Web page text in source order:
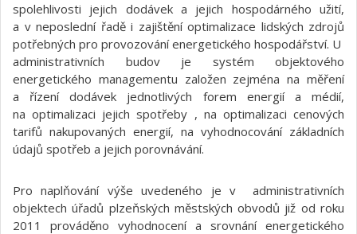
spolehlivosti jejich dodávek a jejich hospodárného užití,
a v neposlední řadě i zajištění optimalizace lidských zdrojů
potřebných pro provozování energetického hospodářství. U
administrativních budov je systém objektového
energetického managementu založen zejména na měření
a řízení dodávek jednotlivých forem energií a médií,
na optimalizaci jejich spotřeby , na optimalizaci cenových
tarifů nakupovaných energií, na vyhodnocování základních
údajů spotřeb a jejich porovnávání.
Pro naplňování výše uvedeného je v administrativních
objektech úřadů plzeňských městských obvodů již od roku
2011 prováděno vyhodnocení a srovnání energetického